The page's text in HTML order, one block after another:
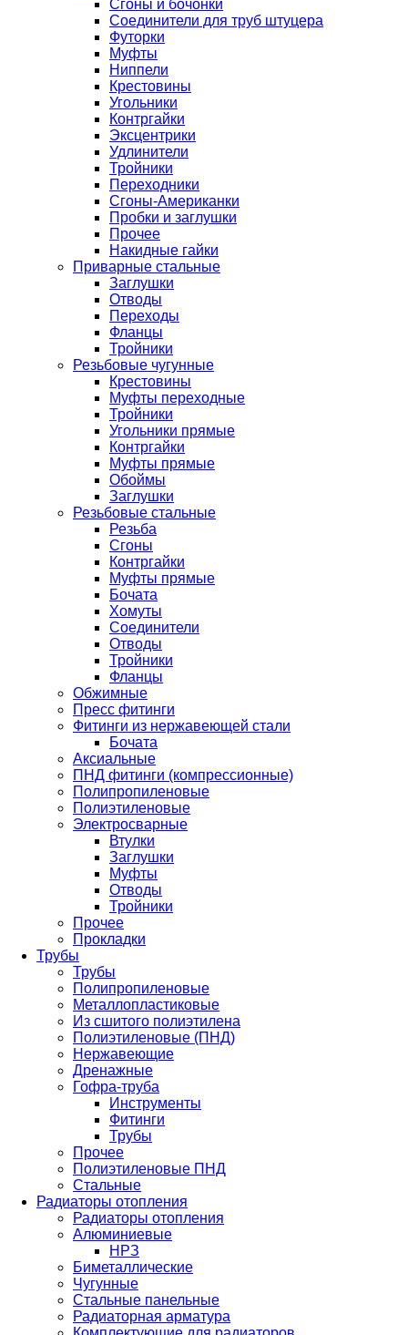
Сгоны и бочонки
Соединители для труб штуцера
Футорки
Муфты
Ниппели
Крестовины
Угольники
Контргайки
Эксцентрики
Удлинители
Тройники
Переходники
Сгоны-Американки
Пробки и заглушки
Прочее
Накидные гайки
Приварные стальные
Заглушки
Отводы
Переходы
Фланцы
Тройники
Резьбовые чугунные
Крестовины
Муфты переходные
Тройники
Угольники прямые
Контргайки
Муфты прямые
Обоймы
Заглушки
Резьбовые стальные
Резьба
Сгоны
Контргайки
Муфты прямые
Бочата
Хомуты
Соединители
Отводы
Тройники
Фланцы
Обжимные
Пресс фитинги
Фитинги из нержавеющей стали
Бочата
Аксиальные
ПНД фитинги (компрессионные)
Полипропиленовые
Полиэтиленовые
Электросварные
Втулки
Заглушки
Муфты
Отводы
Тройники
Прочее
Прокладки
Трубы
Трубы
Полипропиленовые
Металлопластиковые
Из сшитого полиэтилена
Полиэтиленовые (ПНД)
Нержавеющие
Дренажные
Гофра-труба
Инструменты
Фитинги
Трубы
Прочее
Полиэтиленовые ПНД
Стальные
Радиаторы отопления
Радиаторы отопления
Алюминиевые
НРЗ
Биметаллические
Чугунные
Стальные панельные
Радиаторная арматура